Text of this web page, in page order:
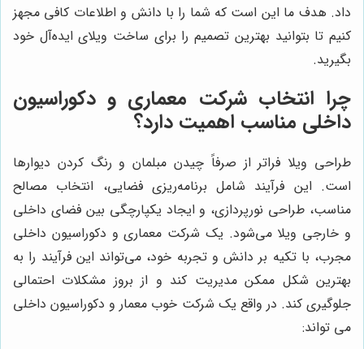
داد. هدف ما این است که شما را با دانش و اطلاعات کافی مجهز
کنیم تا بتوانید بهترین تصمیم را برای ساخت ویلای ایده‌آل خود
بگیرید.
چرا انتخاب شرکت معماری و دکوراسیون
داخلی مناسب اهمیت دارد؟
طراحی ویلا فراتر از صرفاً چیدن مبلمان و رنگ کردن دیوارها
است. این فرآیند شامل برنامه‌ریزی فضایی، انتخاب مصالح
مناسب، طراحی نورپردازی، و ایجاد یکپارچگی بین فضای داخلی
و خارجی ویلا می‌شود. یک شرکت معماری و دکوراسیون داخلی
مجرب، با تکیه بر دانش و تجربه خود، می‌تواند این فرآیند را به
بهترین شکل ممکن مدیریت کند و از بروز مشکلات احتمالی
جلوگیری کند. در واقع یک شرکت خوب معمار و دکوراسیون داخلی
می تواند: